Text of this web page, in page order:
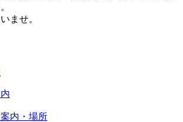
ませ。
内・場所